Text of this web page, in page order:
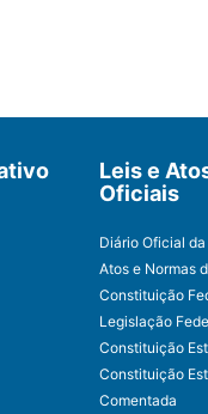
Leis e
Oficiais
Diário Oficial da
Atos e Normas
Constituição
Legislação
Constituição
Constituição
Comentada